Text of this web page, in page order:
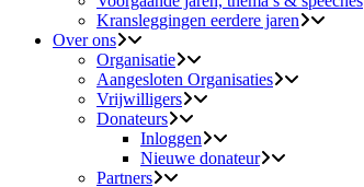
Kransleggingen eerdere jaren
Over ons
Organisatie
Aangesloten Organisaties
Vrijwilligers
Donateurs
Inloggen
Nieuwe donateur
Partners